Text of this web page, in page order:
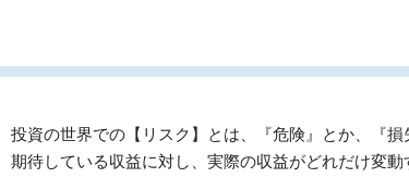
投資の世界での【リスク】とは、『危険』とか、『損
期待している収益に対し、実際の収益がどれだけ変